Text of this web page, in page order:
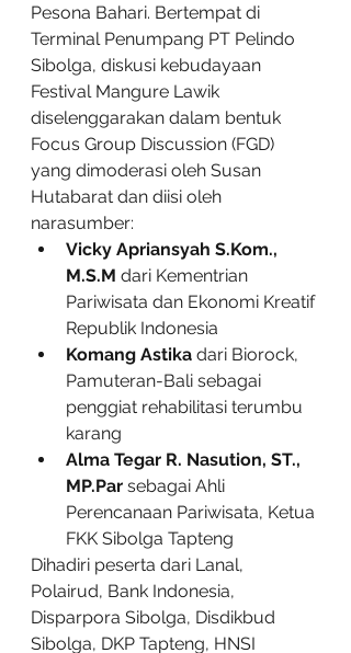
Pesona Bahari. Bertempat di
Terminal Penumpang PT Pelindo
Sibolga, diskusi kebudayaan
Festival Mangure Lawik
diselenggarakan dalam bentuk
Focus Group Discussion (FGD)
yang dimoderasi oleh Susan
Hutabarat dan diisi oleh
narasumber:
Vicky Apriansyah S.Kom.,
M.S.M dari Kementrian
Pariwisata dan Ekonomi Kreatif
Republik Indonesia
Komang Astika dari Biorock,
Pamuteran-Bali sebagai
penggiat rehabilitasi terumbu
karang
Alma Tegar R. Nasution, ST.,
MP.Par sebagai Ahli
Perencanaan Pariwisata, Ketua
FKK Sibolga Tapteng
Dihadiri peserta dari Lanal,
Polairud, Bank Indonesia,
Disparpora Sibolga, Disdikbud
Sibolga, DKP Tapteng, HNSI